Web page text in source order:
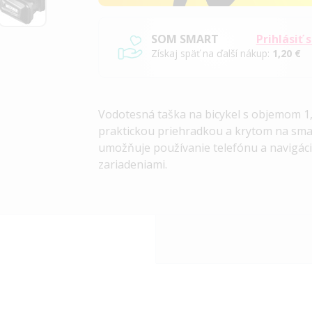
Prihlásiť
SOM SMART
Získaj späť na ďalší nákup: 1,20 €
Vodotesná taška na bicykel s objemom
praktickou priehradkou a krytom na
umožňuje používanie telefónu a
zariadeniami.